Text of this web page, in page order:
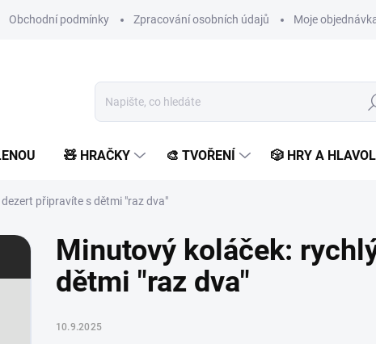
Obchodní podmínky Zpracování osobních údajů Moje
🧸 HRAČKY 🎨 TVOŘENÍ 🎲 HRY A
připravíte s dětmi "raz dva"
Minutový koláček:
dětmi "raz dva"
10.9.2025